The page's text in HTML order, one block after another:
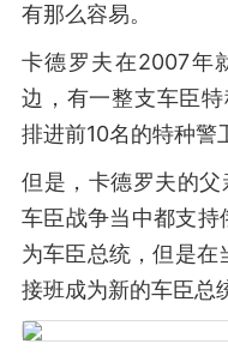
有那么容易。
卡德罗夫在2007年
边，有一整支车臣
排进前10名的特种警
但是，卡德罗夫的父
车臣战争当中都支
为车臣总统，但是
接班成为新的车臣总